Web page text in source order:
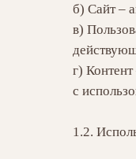
б) Сайт –
в)
г)
с
1.2.